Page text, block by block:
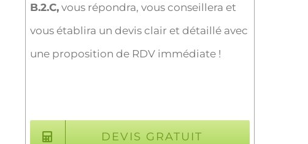
B.2.C, vous répondra, vous conseillera et
vous établira un devis clair et détaillé avec
une proposition de RDV immédiate !
DEVIS GRATUIT